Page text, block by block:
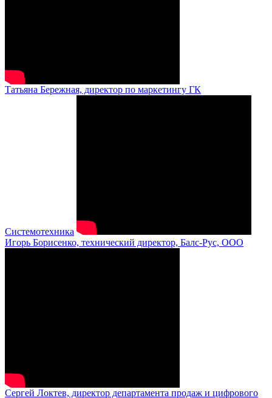
Татьяна Бережная, директор по маркетингу ГК
Системотехника
Игорь Борисенко, технический директор, Балс-Рус, ООО
Сергей Локтев, директор департамента продаж и цифрового